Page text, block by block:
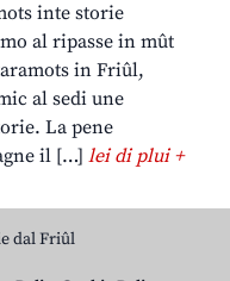
inte storie
al ripasse in mût
in Friûl,
al sedi une
La pene
il […] lei di plui +
dal Friûl